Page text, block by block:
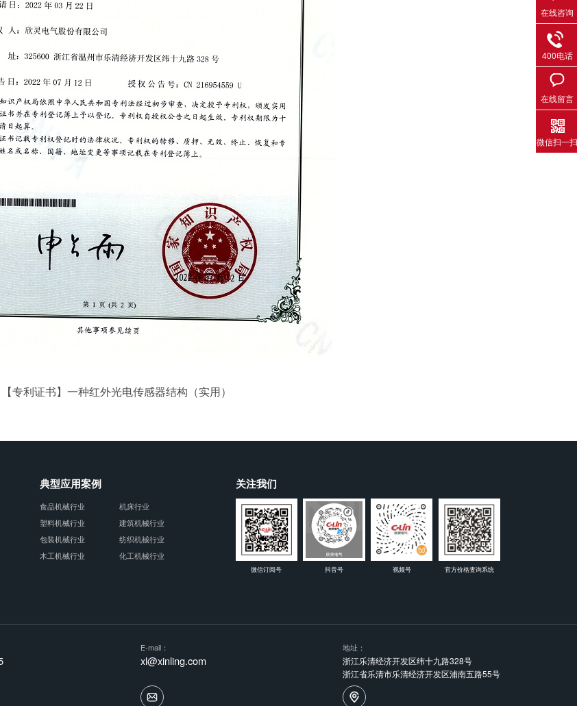
【专利证书】一种红外光电传感器结构（实用）
典型应用案例
食品机械行业
机床行业
塑料机械行业
建筑机械行业
包装机械行业
纺织机械行业
木工机械行业
化工机械行业
关注我们
微信订阅号 抖音号 视频号 官方价格查询系统
E-mail：
xl@xinling.com
地址：
浙江乐清经济开发区纬十九路328号
浙江省乐清市乐清经济开发区浦南五路55号
在线咨询
400电话
在线留言
微信扫一扫